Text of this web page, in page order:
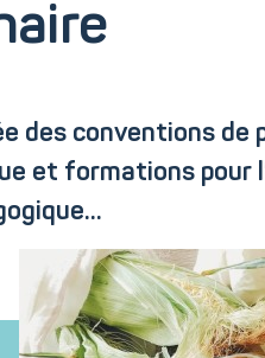
des conventions
et formations pour